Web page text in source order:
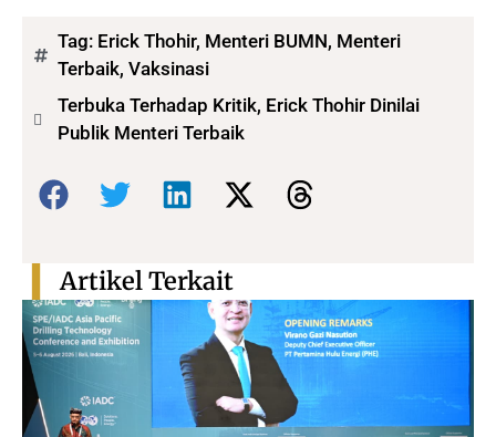
Tag: Erick Thohir, Menteri BUMN, Menteri
Terbaik, Vaksinasi
Terbuka Terhadap Kritik, Erick Thohir Dinilai
Publik Menteri Terbaik
Bagikan:
Artikel Terkait